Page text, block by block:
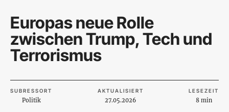
Europas neue Rolle
zwischen Trump, Tech und
Terrorismus
SUBRESSORT
Politik
AKTUALISIERT
27.05.2026
LESEZEIT
8 min